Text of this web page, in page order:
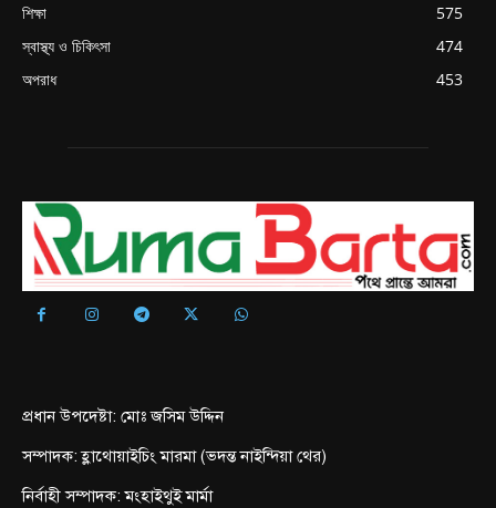
শিক্ষা
575
স্বাস্থ্য ও চিকিৎসা
474
অপরাধ
453
প্রধান উপদেষ্টা: মোঃ জসিম উদ্দিন
সম্পাদক: হ্লাথোয়াইচিং মারমা (ভদন্ত নাইন্দিয়া থের)
নির্বাহী সম্পাদক: মংহাইথুই মার্মা